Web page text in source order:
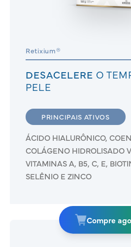
Retixium®
DESACELERE O
PELE
PRINCIPAIS ATIVOS
ÁCIDO HIALURÔNICO,
COLÁGENO HIDROLISADO
VITAMINAS A, B5, C, E,
SELÊNIO E ZINCO
Compre